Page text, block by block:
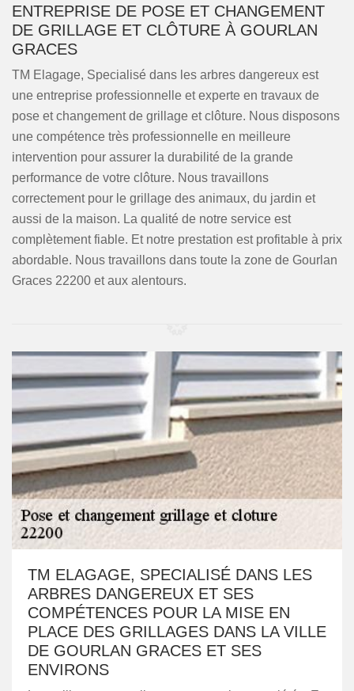
ENTREPRISE DE POSE ET CHANGEMENT
DE GRILLAGE ET CLÔTURE À GOURLAN
GRACES
TM Elagage, Specialisé dans les arbres dangereux est
une entreprise professionnelle et experte en travaux de
pose et changement de grillage et clôture. Nous disposons
une compétence très professionnelle en meilleure
intervention pour assurer la durabilité de la grande
performance de votre clôture. Nous travaillons
correctement pour le grillage des animaux, du jardin et
aussi de la maison. La qualité de notre service est
complètement fiable. Et notre prestation est profitable à prix
abordable. Nous travaillons dans toute la zone de Gourlan
Graces 22200 et aux alentours.
TM ELAGAGE, SPECIALISÉ DANS LES
ARBRES DANGEREUX ET SES
COMPÉTENCES POUR LA MISE EN
PLACE DES GRILLAGES DANS LA VILLE
DE GOURLAN GRACES ET SES
ENVIRONS